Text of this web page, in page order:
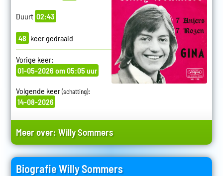
Duurt 02:43
48 keer gedraaid
Vorige keer:
01-05-2026 om 05:05 uur
Volgende keer(schatting):
14-08-2026
Meer over:Willy Sommers
Biografie Willy Sommers